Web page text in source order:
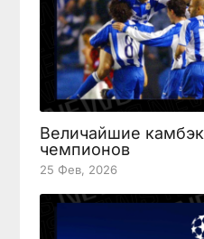
Величайшие
чемпионов
25 Фев, 2026